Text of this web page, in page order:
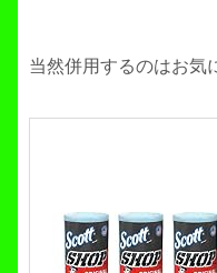
当然併用するのはお気